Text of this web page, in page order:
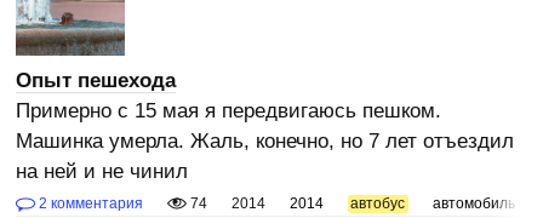
Опыт пешехода
Примерно с 15 мая я передвигаюсь пешком.
Машинка умерла. Жаль, конечно, но 7 лет отъездил
на ней и не чинил
2 комментария 74 2014 2014 автобус автомобиль